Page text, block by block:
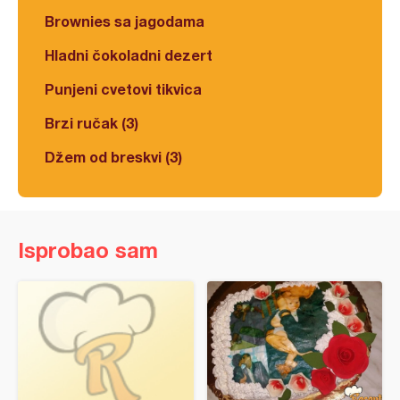
Brownies sa jagodama
Hladni čokoladni dezert
Punjeni cvetovi tikvica
Brzi ručak (3)
Džem od breskvi (3)
Isprobao sam